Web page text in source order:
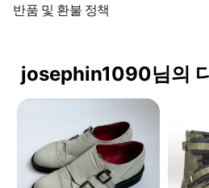
반품 및 환불 정책
josephin1090님의